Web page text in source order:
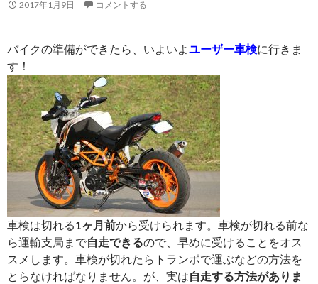
2017年1月9日 コメントする
バイクの準備ができたら、いよいよユーザー車検に行きま
す！
車検は切れる1ヶ月前から受けられます。車検が切れる前な
ら運輸支局まで自走できるので、早めに受けることをオス
スメします。車検が切れたらトランポで運ぶなどの方法を
とらなければなりません。が、実は自走する方法がありま